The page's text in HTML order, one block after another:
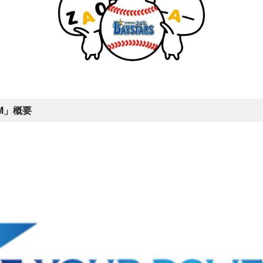
」概要